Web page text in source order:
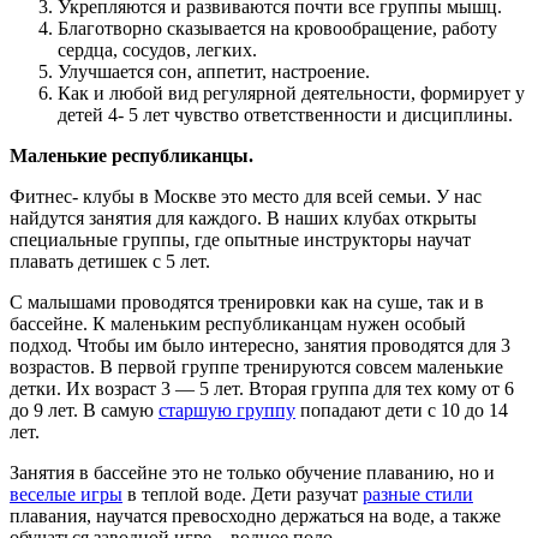
Укрепляются и развиваются почти все группы мышц.
Благотворно сказывается на кровообращение, работу
сердца, сосудов, легких.
Улучшается сон, аппетит, настроение.
Как и любой вид регулярной деятельности, формирует у
детей 4- 5 лет чувство ответственности и дисциплины.
Маленькие республиканцы.
Фитнес- клубы в Москве это место для всей семьи. У нас
найдутся занятия для каждого. В наших клубах открыты
специальные группы, где опытные инструкторы научат
плавать детишек с 5 лет.
С малышами проводятся тренировки как на суше, так и в
бассейне. К маленьким республиканцам нужен особый
подход. Чтобы им было интересно, занятия проводятся для 3
возрастов. В первой группе тренируются совсем маленькие
детки. Их возраст 3 — 5 лет. Вторая группа для тех кому от 6
до 9 лет. В самую старшую группу попадают дети с 10 до 14
лет.
Занятия в бассейне это не только обучение плаванию, но и
веселые игры в теплой воде. Дети разучат разные стили
плавания, научатся превосходно держаться на воде, а также